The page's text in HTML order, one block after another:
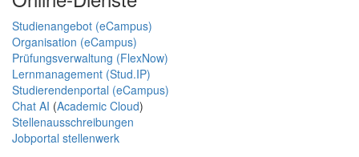
Studienangebot (eCampus)
Organisation (eCampus)
Prüfungsverwaltung (FlexNow)
Lernmanagement (Stud.IP)
Studierendenportal (eCampus)
Chat AI (Academic Cloud)
Stellenausschreibungen
Jobportal stellenwerk